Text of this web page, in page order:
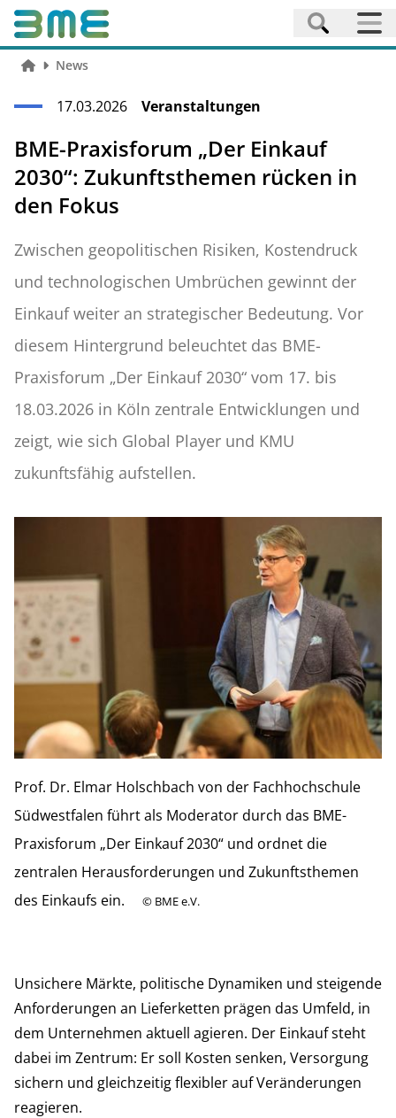
News
17.03.2026 Veranstaltungen
BME-Praxisforum „Der Einkauf
2030“: Zukunftsthemen rücken in
den Fokus
Zwischen geopolitischen Risiken, Kostendruck
und technologischen Umbrüchen gewinnt der
Einkauf weiter an strategischer Bedeutung. Vor
diesem Hintergrund beleuchtet das BME-
Praxisforum „Der Einkauf 2030“ vom 17. bis
18.03.2026 in Köln zentrale Entwicklungen und
zeigt, wie sich Global Player und KMU
zukunftsfähig aufstellen.
Prof. Dr. Elmar Holschbach von der Fachhochschule
Südwestfalen führt als Moderator durch das BME-
Praxisforum „Der Einkauf 2030“ und ordnet die
zentralen Herausforderungen und Zukunftsthemen
des Einkaufs ein.
© BME e.V.
Unsichere Märkte, politische Dynamiken und steigende
Anforderungen an Lieferketten prägen das Umfeld, in
dem Unternehmen aktuell agieren. Der Einkauf steht
dabei im Zentrum: Er soll Kosten senken, Versorgung
sichern und gleichzeitig flexibler auf Veränderungen
reagieren.